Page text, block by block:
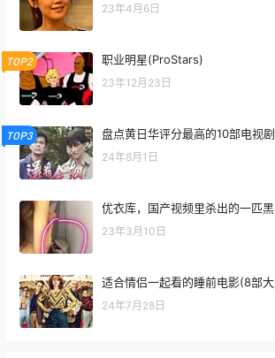
23年4月6日
TOP2 职业明星(ProStars)
23年12月23日
TOP3 盘点黄日华评分最高的10部电视剧
24年8月1日
优衣库，国产视频里杀出的一匹
23年3月10日
适合情侣一起看的睡前电影(8部
24年7月28日